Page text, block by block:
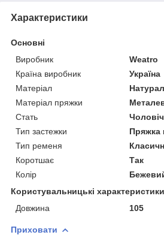
Характеристики
Основні
Виробник
Weatro
Країна виробник
Україна
Матеріал
Матеріал пряжки
Стать
Тип застежки
Пряжка
Тип ременя
Коротшає
Так
Колір
Користувальницькі характеристики
Довжина
105
Приховати